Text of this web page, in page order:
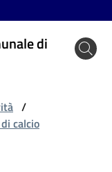
di
/
calcio